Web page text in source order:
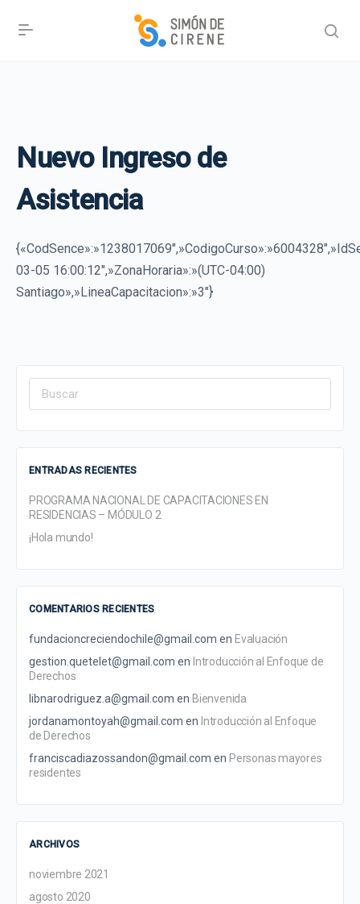
Nuevo Ingreso de
Asistencia
03-05 16:00:12″,»ZonaHoraria»:»(UTC-04:00)
Santiago»,»LineaCapacitacion»:»3″}
Search
ENTRADAS RECIENTES
PROGRAMA NACIONAL DE CAPACITACIONES EN
RESIDENCIAS – MÓDULO 2
¡Hola mundo!
COMENTARIOS RECIENTES
fundacioncreciendochile@gmail.com en Evaluación
gestion.quetelet@gmail.com en Introducción al Enfoque de
Derechos
libnarodriguez.a@gmail.com en Bienvenida
jordanamontoyah@gmail.com en Introducción al Enfoque
de Derechos
franciscadiazossandon@gmail.com en Personas mayores
residentes
ARCHIVOS
noviembre 2021
agosto 2020